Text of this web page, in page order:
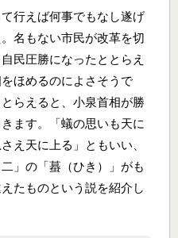
行えば何事でもなし遂げ
名もない市民が改革を切
民圧勝になったととらえ
ほめるのによさそうで
らえると、小泉首相が勝
ます。「蟻の思いも天に
え天に上る」ともいい、
」の「蟇（ひき）」がも
たものという説を紹介し